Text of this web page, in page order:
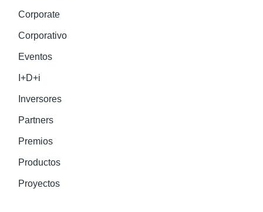
Corporate
Corporativo
Eventos
I+D+i
Inversores
Partners
Premios
Productos
Proyectos